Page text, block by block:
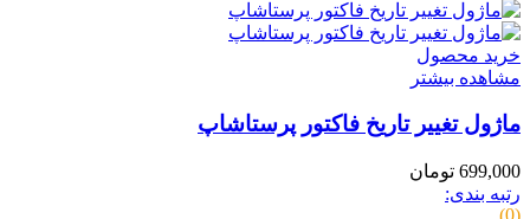
خرید محصول
مشاهده بیشتر
ماژول تغییر تاریخ فاکتور پرستاشاپ
699,000 تومان
رتبه بندی:
(0)